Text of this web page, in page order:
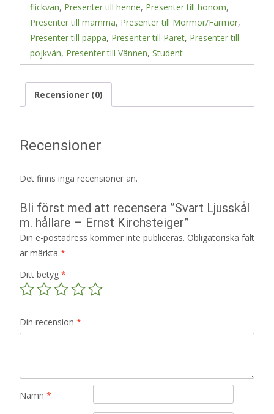
flickvän, Presenter till henne, Presenter till honom,
Presenter till mamma, Presenter till Mormor/Farmor,
Presenter till pappa, Presenter till Paret, Presenter till
pojkvän, Presenter till Vännen, Student
Recensioner (0)
Recensioner
Det finns inga recensioner än.
Bli först med att recensera ”Svart Ljusskål
m. hållare – Ernst Kirchsteiger”
Din e-postadress kommer inte publiceras. Obligatoriska fält
är märkta *
Ditt betyg *
Din recension *
Namn *